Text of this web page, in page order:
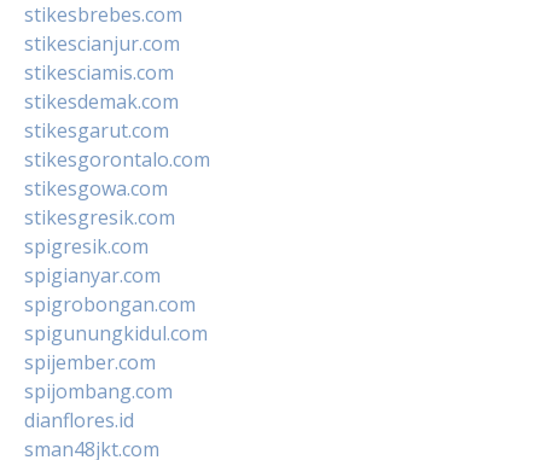
stikesbrebes.com
stikescianjur.com
stikesciamis.com
stikesdemak.com
stikesgarut.com
stikesgorontalo.com
stikesgowa.com
stikesgresik.com
spigresik.com
spigianyar.com
spigrobongan.com
spigunungkidul.com
spijember.com
spijombang.com
dianflores.id
sman48jkt.com